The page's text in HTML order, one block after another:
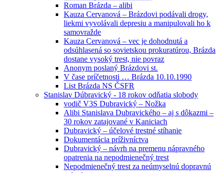
Roman Brázda – alibi
Kauza Cervanová – Brázdovi podávali drogy,
liekmi vyvolávali depresiu a manipulovali ho k
samovražde
Kauza Cervanová – vec je dohodnutá a
odsúhlasená so sovietskou prokuratúrou, Brázda
dostane vysoký trest, nie povraz
Anonym poslaný Brázdovi st.
V čase príčetnosti … Brázda 10.10.1990
List Brázda NS ČSFR
Stanislav Dúbravický - 18 rokov odňatia slobody
vodič V3S Dubravický – Nožka
Alibi Stanislava Dubravického – aj s dôkazmi –
30 rokov zatajované v Kaniciach
Dubravický – účelové trestné stíhanie
Dokumentácia príživníctva
Dubravický – návrh na premenu nápravného
opatrenia na nepodmienečný trest
Nepodmienečný trest za neúmyselnú dopravnú